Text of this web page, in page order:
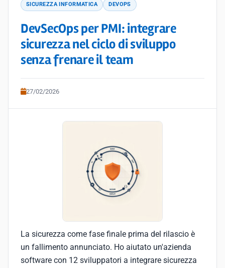
SICUREZZA INFORMATICA DEVOPS
DevSecOps per PMI: integrare
sicurezza nel ciclo di sviluppo
senza frenare il team
27/02/2026
La sicurezza come fase finale prima del rilascio è
un fallimento annunciato. Ho aiutato un'azienda
software con 12 sviluppatori a integrare sicurezza